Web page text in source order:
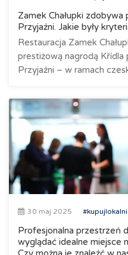
Zamek Chałupki zdobywa
Przyjaźni. Jakie były
Restauracja Zamek
prestiżową nagrodą Křídla
Przyjaźni – w ramach
30 maj 2025
Profesjonalna przestrzeń
wyglądać idealne miejsce